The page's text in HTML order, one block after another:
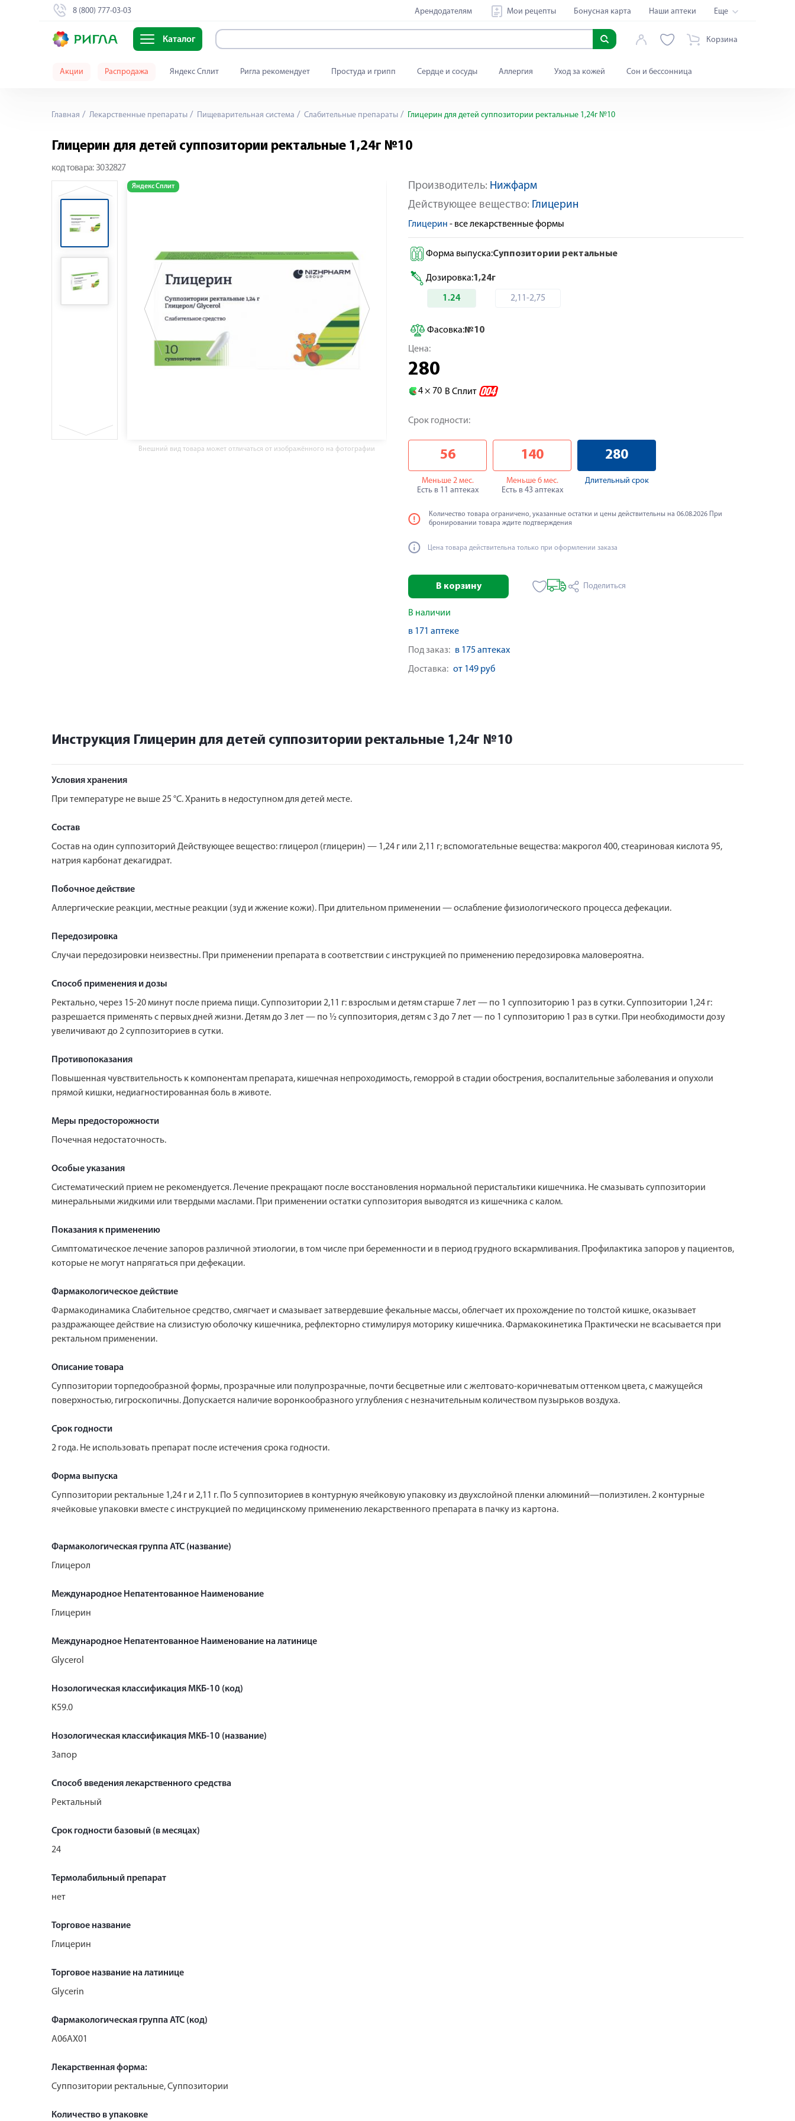
8 (800) 777-03-03 Арендодателям Мои рецепты Бонусная карта Наши аптеки Еще
Каталог Корзина
Акции Распродажа Яндекс Сплит Ригла рекомендует Простуда и грипп Сердце и сосуды Аллергия Уход за кожей Сон и бессонница
Главная Лекарственные препараты Пищеварительная система Слабительные препараты Глицерин для детей суппозитории ректальные 1,24г №10
Глицерин для детей суппозитории ректальные 1,24г №10
код товара: 3032827
Яндекс Сплит Яндекс Сплит
Внешний вид товара может отличаться от изображённого на фотографии
Производитель: Нижфарм
Действующее вещество: Глицерин
Глицерин - все лекарственные формы
Форма выпуска:Суппозитории ректальные
Дозировка:1,24г
1.24 2,11-2,75
Фасовка:№10
Цена:
280
4 × 70 В Сплит
Срок годности:
56
Меньше 2 мес.
Есть в 11 аптеках
140
Меньше 6 мес.
Есть в 43 аптеках
280
Длительный срок
Количество товара ограничено, указанные остатки и цены действительны на 06.08.2026 При
бронировании товара ждите подтверждения
Цена товара действительна только при оформлении заказа
В корзину Поделиться
В наличии
в 171 аптеке
Под заказ: в 175 аптеках
Доставка: от 149 руб
Инструкция Глицерин для детей суппозитории ректальные 1,24г №10
Условия хранения
При температуре не выше 25 °С. Хранить в недоступном для детей месте.
Состав
Состав на один суппозиторий Действующее вещество: глицерол (глицерин) — 1,24 г или 2,11 г; вспомогательные вещества: макрогол 400, стеариновая кислота 95,
натрия карбонат декагидрат.
Побочное действие
Аллергические реакции, местные реакции (зуд и жжение кожи). При длительном применении — ослабление физиологического процесса дефекации.
Передозировка
Случаи передозировки неизвестны. При применении препарата в соответствии с инструкцией по применению передозировка маловероятна.
Способ применения и дозы
Ректально, через 15-20 минут после приема пищи. Суппозитории 2,11 г: взрослым и детям старше 7 лет — по 1 суппозиторию 1 раз в сутки. Суппозитории 1,24 г:
разрешается применять с первых дней жизни. Детям до 3 лет — по ½ суппозитория, детям с 3 до 7 лет — по 1 суппозиторию 1 раз в сутки. При необходимости дозу
увеличивают до 2 суппозиториев в сутки.
Противопоказания
Повышенная чувствительность к компонентам препарата, кишечная непроходимость, геморрой в стадии обострения, воспалительные заболевания и опухоли
прямой кишки, недиагностированная боль в животе.
Меры предосторожности
Почечная недостаточность.
Особые указания
Систематический прием не рекомендуется. Лечение прекращают после восстановления нормальной перистальтики кишечника. Не смазывать суппозитории
минеральными жидкими или твердыми маслами. При применении остатки суппозитория выводятся из кишечника с калом.
Показания к применению
Симптоматическое лечение запоров различной этиологии, в том числе при беременности и в период грудного вскармливания. Профилактика запоров у пациентов,
которые не могут напрягаться при дефекации.
Фармакологическое действие
Фармакодинамика Слабительное средство, смягчает и смазывает затвердевшие фекальные массы, облегчает их прохождение по толстой кишке, оказывает
раздражающее действие на слизистую оболочку кишечника, рефлекторно стимулируя моторику кишечника. Фармакокинетика Практически не всасывается при
ректальном применении.
Описание товара
Суппозитории торпедообразной формы, прозрачные или полупрозрачные, почти бесцветные или с желтовато-коричневатым оттенком цвета, с мажущейся
поверхностью, гигроскопичны. Допускается наличие воронкообразного углубления с незначительным количеством пузырьков воздуха.
Срок годности
2 года. Не использовать препарат после истечения срока годности.
Форма выпуска
Суппозитории ректальные 1,24 г и 2,11 г. По 5 суппозиториев в контурную ячейковую упаковку из двухслойной пленки алюминий—полиэтилен. 2 контурные
ячейковые упаковки вместе с инструкцией по медицинскому применению лекарственного препарата в пачку из картона.
Фармакологическая группа АТС (название)
Глицерол
Международное Непатентованное Наименование
Глицерин
Международное Непатентованное Наименование на латинице
Glycerol
Нозологическая классификация МКБ-10 (код)
K59.0
Нозологическая классификация МКБ-10 (название)
Запор
Способ введения лекарственного средства
Ректальный
Срок годности базовый (в месяцах)
24
Термолабильный препарат
нет
Торговое название
Глицерин
Торговое название на латинице
Glycerin
Фармакологическая группа АТС (код)
A06AX01
Лекарственная форма:
Суппозитории ректальные, Суппозитории
Количество в упаковке